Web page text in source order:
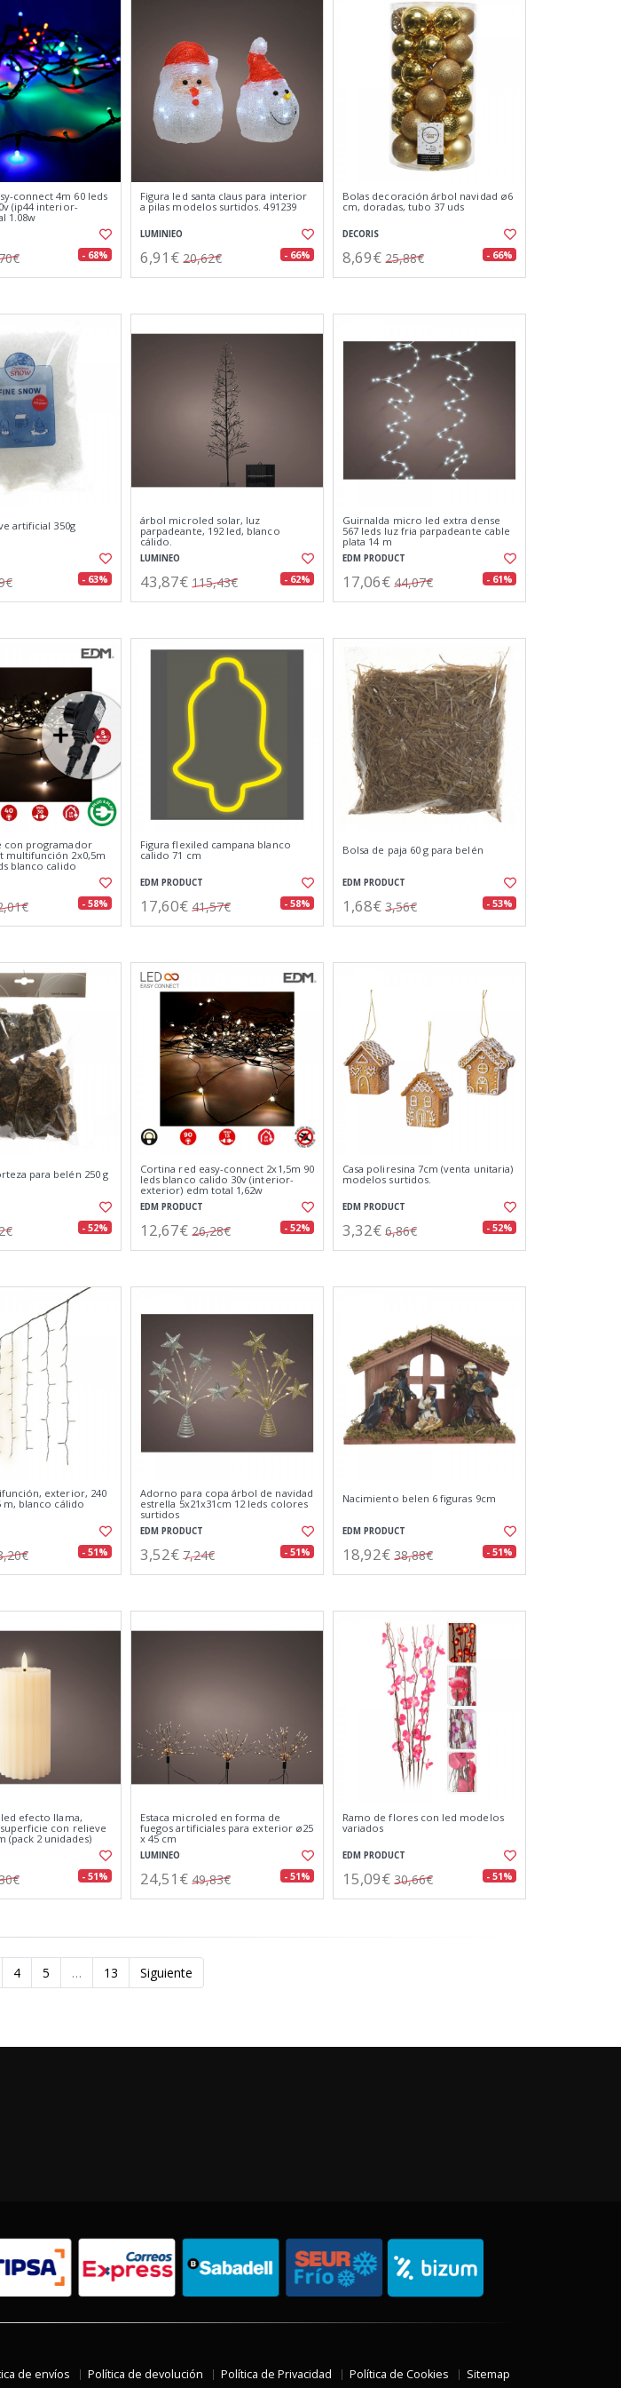
connect 4m 60 leds
(ip44 interior-
1.08w
- 68%
Figura led santa claus para interior
a pilas modelos surtidos. 491239
LUMINIEO
6,91€ 20,62€ - 66%
Bolas decoración árbol navidad ø6
cm, doradas, tubo 37 uds
DECORIS
8,69€ 25,88€ - 66%
artificial 350g
- 63%
árbol microled solar, luz
parpadeante, 192 led, blanco
cálido.
LUMINEO
43,87€ 115,43€ - 62%
Guirnalda micro led extra dense
567 leds luz fria parpadeante cable
plata 14 m
EDM PRODUCT
17,06€ 44,07€ - 61%
con programador
multifunción 2x0,5m
blanco calido
- 58%
Figura flexiled campana blanco
calido 71 cm
EDM PRODUCT
17,60€ 41,57€ - 58%
Bolsa de paja 60 g para belén
EDM PRODUCT
1,68€ 3,56€ - 53%
para belén 250 g
- 52%
Cortina red easy-connect 2x1,5m 90
leds blanco calido 30v (interior-
exterior) edm total 1,62w
EDM PRODUCT
12,67€ 26,28€ - 52%
Casa poliresina 7cm (venta unitaria)
modelos surtidos.
EDM PRODUCT
3,32€ 6,86€ - 52%
exterior, 240
m, blanco cálido
- 51%
Adorno para copa árbol de navidad
estrella 5x21x31cm 12 leds colores
surtidos
EDM PRODUCT
3,52€ 7,24€ - 51%
Nacimiento belen 6 figuras 9cm
EDM PRODUCT
18,92€ 38,88€ - 51%
efecto llama,
con relieve
(pack 2 unidades)
- 51%
Estaca microled en forma de
fuegos artificiales para exterior ø25
x 45 cm
LUMINEO
24,51€ 49,83€ - 51%
Ramo de flores con led modelos
variados
EDM PRODUCT
15,09€ 30,66€ - 51%
4 5 … 13 Siguiente
de envíos Política de devolución Política de Privacidad Política de Cookies Sitemap